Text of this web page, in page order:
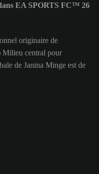
EA SPORTS FC™ 26
originaire de
Milieu central pour
de Janina Minge est de